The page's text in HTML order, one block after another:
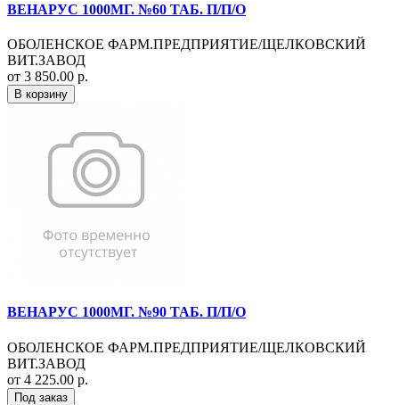
ВЕНАРУС 1000МГ. №60 ТАБ. П/П/О
ОБОЛЕНСКОЕ ФАРМ.ПРЕДПРИЯТИЕ/ЩЕЛКОВСКИЙ
ВИТ.ЗАВОД
от 3 850.00 р.
В корзину
ВЕНАРУС 1000МГ. №90 ТАБ. П/П/О
ОБОЛЕНСКОЕ ФАРМ.ПРЕДПРИЯТИЕ/ЩЕЛКОВСКИЙ
ВИТ.ЗАВОД
от 4 225.00 р.
Под заказ